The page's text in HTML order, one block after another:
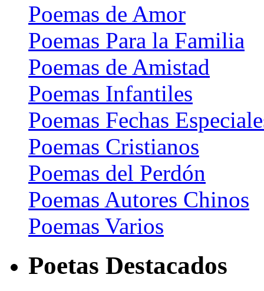
Poemas de Amor
Poemas Para la Familia
Poemas de Amistad
Poemas Infantiles
Poemas Fechas
Poemas Cristianos
Poemas del Perdón
Poemas Autores Chinos
Poemas Varios
Poetas Destacados